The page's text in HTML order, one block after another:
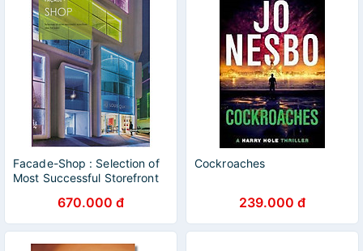
Facade-Shop : Selection of
Most Successful Storefront
670.000 đ
Cockroaches
239.000 đ